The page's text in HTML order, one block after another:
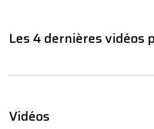
Les 4 dernières vidéos
Vidéos